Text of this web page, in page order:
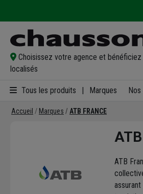
Choisissez votre agence et
localisés
Tous les produits Marques
Accueil Marques ATB FRANCE
ATB